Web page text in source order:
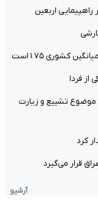
اربعین
از فردا
موضوع تشییع و زیارت
کرد
قرار می‌گیرد
آرشیو